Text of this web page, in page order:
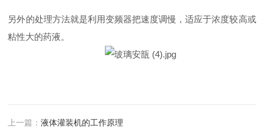
另外的处理方法就是利用变频器把速度调慢，适应于浓度较高或
粘性大的药液。
上一篇：液体灌装机的工作原理